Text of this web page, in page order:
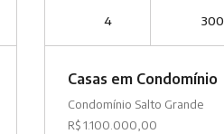
4 300
Casas em Condomínio
Condomínio Salto Grande
R$ 1.100.000,00